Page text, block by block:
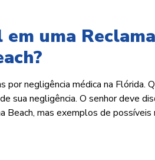
em uma
negligência médica na Flórida.
sua negligência. O senhor deve
Beach, mas exemplos de possíveis